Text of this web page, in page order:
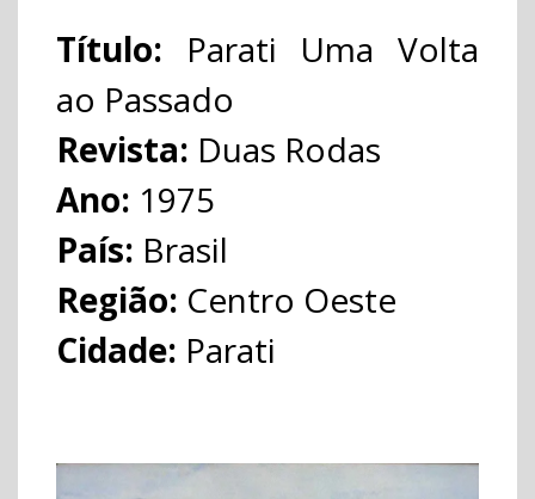
Título: Parati Uma Volta
ao Passado
Revista: Duas Rodas
Ano: 1975
País: Brasil
Região: Centro Oeste
Cidade: Parati